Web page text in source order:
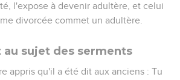
l'expose à devenir adultère, et celui
divorcée commet un adultère.
au sujet des serments
appris qu'il a été dit aux anciens : Tu